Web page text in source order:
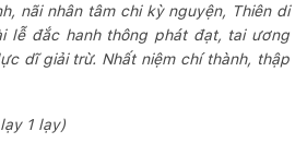
nãi nhân tâm chi kỳ nguyện, Thiên di
lễ đắc hanh thông phát đạt, tai ương
dĩ giải trừ. Nhất niệm chí thành, thập
1 lạy)